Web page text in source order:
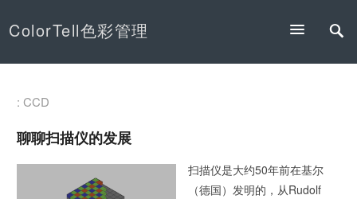
ColorTell色彩管理
: CCD
聊聊扫描仪的发展
扫描仪是大约50年前在基尔
（德国）发明的，从Rudolf